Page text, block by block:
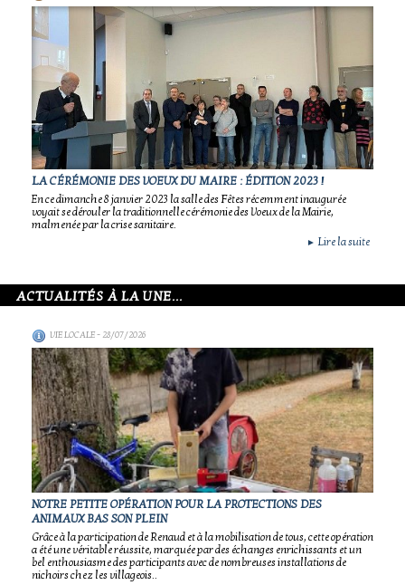
LA CÉRÉMONIE DES VOEUX DU MAIRE : ÉDITION 2023 !
En ce dimanche 8 janvier 2023 la salle des Fêtes récemment inaugurée
voyait se dérouler la traditionnelle cérémonie des Voeux de la Mairie,
malmenée par la crise sanitaire.
► Lire la suite
ACTUALITÉS À LA UNE...
VIE LOCALE- 28/07/2026
NOTRE PETITE OPÉRATION POUR LA PROTECTIONS DES
ANIMAUX BAS SON PLEIN
Grâce à la participation de Renaud et à la mobilisation de tous, cette opération
a été une véritable réussite, marquée par des échanges enrichissants et un
bel enthousiasme des participants avec de nombreuses installations de
nichoirs chez les villageois..